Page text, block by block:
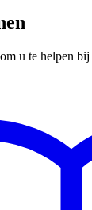
u te helpen